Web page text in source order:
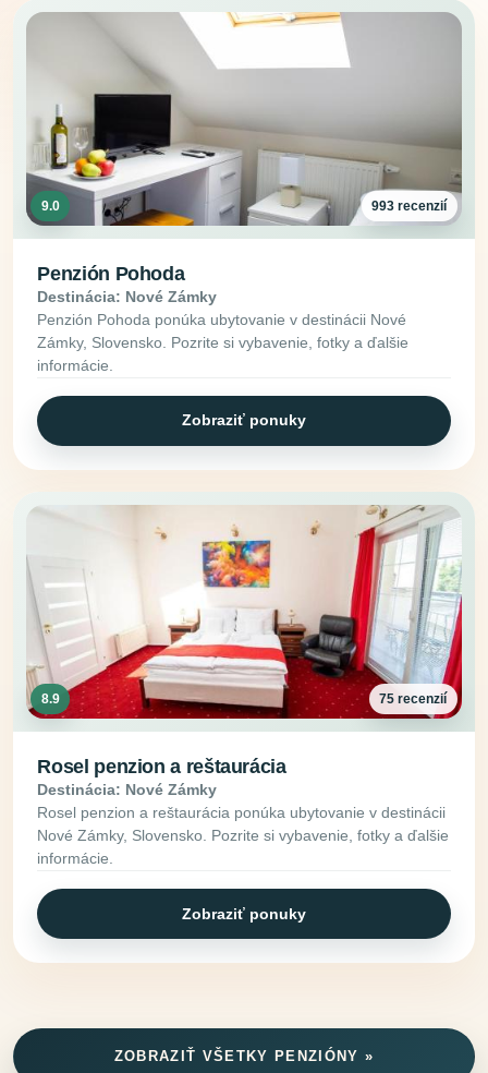
9.0 993 recenzií
Penzión Pohoda
Destinácia: Nové Zámky
Penzión Pohoda ponúka ubytovanie v destinácii Nové
Zámky, Slovensko. Pozrite si vybavenie, fotky a ďalšie
informácie.
Zobraziť ponuky
8.9 75 recenzií
Rosel penzion a reštaurácia
Destinácia: Nové Zámky
Rosel penzion a reštaurácia ponúka ubytovanie v destinácii
Nové Zámky, Slovensko. Pozrite si vybavenie, fotky a ďalšie
informácie.
Zobraziť ponuky
ZOBRAZIŤ VŠETKY PENZIÓNY »